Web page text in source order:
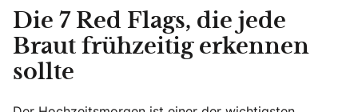
Die 7 Red Flags, die jede
Braut frühzeitig erkennen
sollte